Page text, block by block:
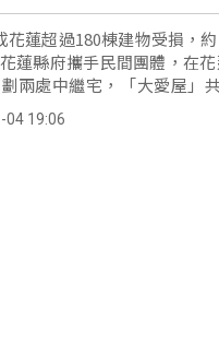
花蓮超過180棟建物受損，
蓮縣府攜手民間團體，在
兩處中繼宅，「大愛屋」共
，預計11月中旬可取得使用
04 19:06